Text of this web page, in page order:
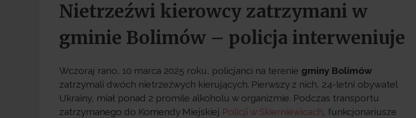
Nietrzeźwi kierowcy zatrzymani w
gminie Bolimów – policja interweniuje
Wczoraj rano, 10 marca 2025 roku, policjanci na terenie gminy Bolimów
zatrzymali dwóch nietrzeźwych kierujących. Pierwszy z nich, 24-letni obywatel
Ukrainy, miał ponad 2 promile alkoholu w organizmie. Podczas transportu
zatrzymanego do Komendy Miejskiej Policji w Skierniewicach, funkcjonariusze